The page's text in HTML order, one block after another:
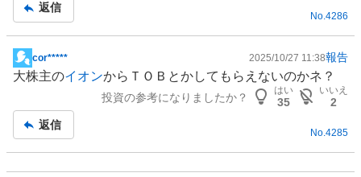
事
返信
No. 4286
掲
示
事
cor***** 2025/10/27 11:38報告
大株主のイオンからＴＯＢとかしてもらえないのかネ？
投資の参考になりましたか？
はい
35
いいえ
2
返信
No.4285